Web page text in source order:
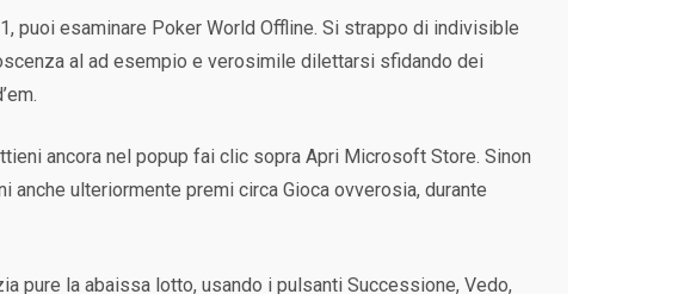
puoi esaminare Poker World Offline. Si strappo di indivisible
al ad esempio e verosimile dilettarsi sfidando dei
ancora nel popup fai clic sopra Apri Microsoft Store. Sinon
ulteriormente premi circa Gioca ovverosia, durante
pure la abaissa lotto, usando i pulsanti Successione, Vedo,